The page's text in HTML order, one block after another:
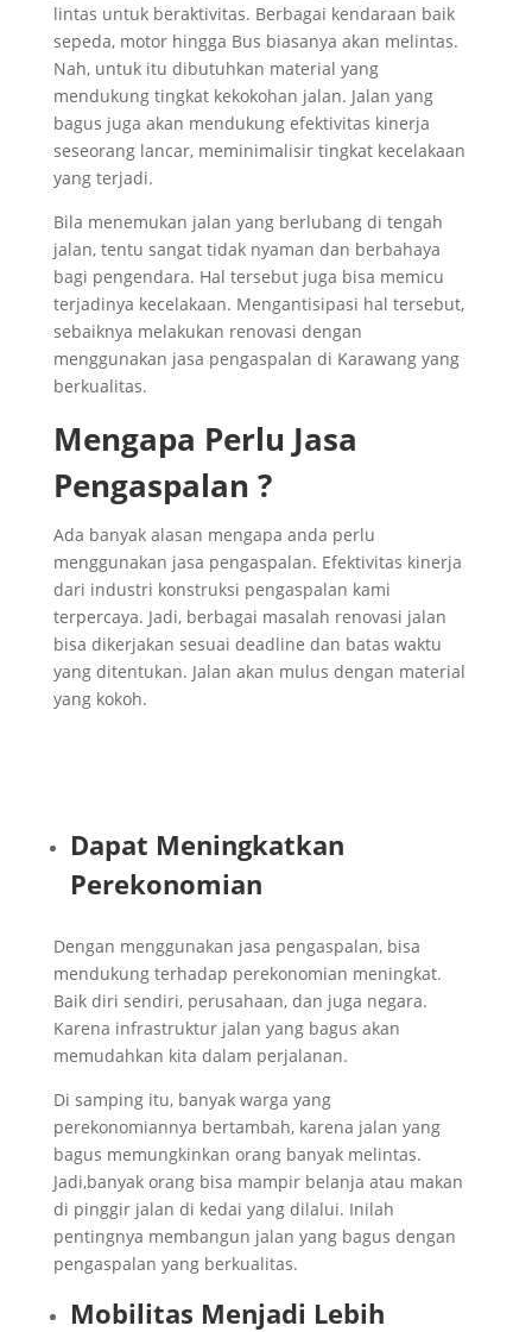
lintas untuk beraktivitas. Berbagai kendaraan baik
sepeda, motor hingga Bus biasanya akan melintas.
Nah, untuk itu dibutuhkan material yang
mendukung tingkat kekokohan jalan. Jalan yang
bagus juga akan mendukung efektivitas kinerja
seseorang lancar, meminimalisir tingkat kecelakaan
yang terjadi.
Bila menemukan jalan yang berlubang di tengah
jalan, tentu sangat tidak nyaman dan berbahaya
bagi pengendara. Hal tersebut juga bisa memicu
terjadinya kecelakaan. Mengantisipasi hal tersebut,
sebaiknya melakukan renovasi dengan
menggunakan jasa pengaspalan di Karawang yang
berkualitas.
Mengapa Perlu Jasa
Pengaspalan ?
Ada banyak alasan mengapa anda perlu
menggunakan jasa pengaspalan. Efektivitas kinerja
dari industri konstruksi pengaspalan kami
terpercaya. Jadi, berbagai masalah renovasi jalan
bisa dikerjakan sesuai deadline dan batas waktu
yang ditentukan. Jalan akan mulus dengan material
yang kokoh.
Dapat Meningkatkan
Perekonomian
Dengan menggunakan jasa pengaspalan, bisa
mendukung terhadap perekonomian meningkat.
Baik diri sendiri, perusahaan, dan juga negara.
Karena infrastruktur jalan yang bagus akan
memudahkan kita dalam perjalanan.
Di samping itu, banyak warga yang
perekonomiannya bertambah, karena jalan yang
bagus memungkinkan orang banyak melintas.
Jadi,banyak orang bisa mampir belanja atau makan
di pinggir jalan di kedai yang dilalui. Inilah
pentingnya membangun jalan yang bagus dengan
pengaspalan yang berkualitas.
Mobilitas Menjadi Lebih